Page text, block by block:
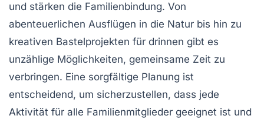
und stärken die Familienbindung. Von
abenteuerlichen Ausflügen in die Natur bis hin zu
kreativen Bastelprojekten für drinnen gibt es
unzählige Möglichkeiten, gemeinsame Zeit zu
verbringen. Eine sorgfältige Planung ist
entscheidend, um sicherzustellen, dass jede
Aktivität für alle Familienmitglieder geeignet ist und